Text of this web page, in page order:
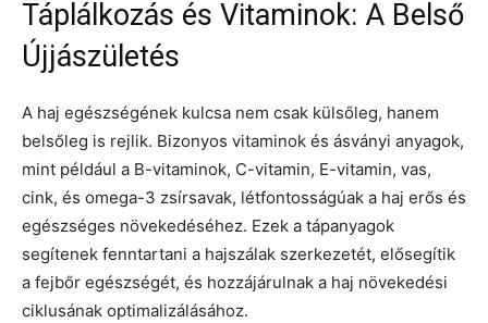
Táplálkozás és Vitaminok: A Belső
Újjászületés
A haj egészségének kulcsa nem csak külsőleg, hanem
belsőleg is rejlik. Bizonyos vitaminok és ásványi anyagok,
mint például a B-vitaminok, C-vitamin, E-vitamin, vas,
cink, és omega-3 zsírsavak, létfontosságúak a haj erős és
egészséges növekedéséhez. Ezek a tápanyagok
segítenek fenntartani a hajszálak szerkezetét, elősegítik
a fejbőr egészségét, és hozzájárulnak a haj növekedési
ciklusának optimalizálásához.